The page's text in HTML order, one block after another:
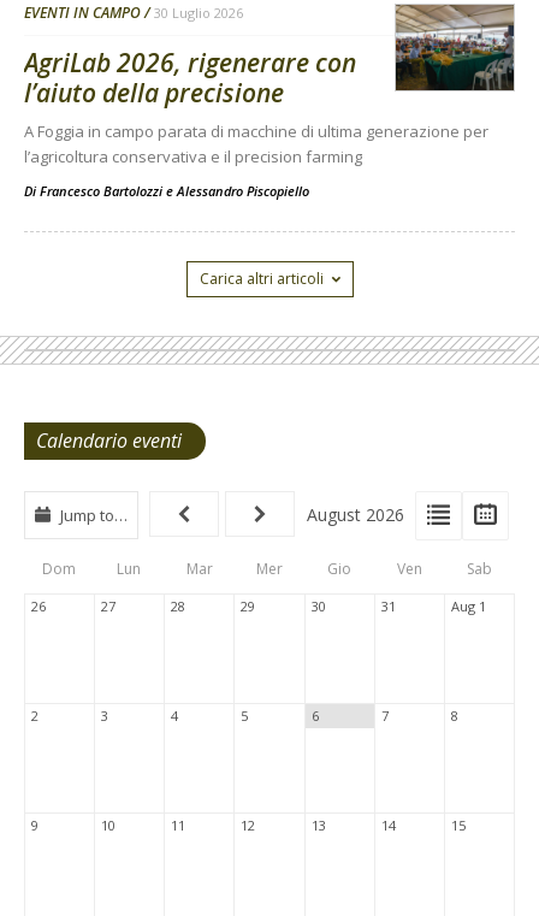
EVENTI IN CAMPO 30 Luglio 2026
AgriLab 2026, rigenerare con
l’aiuto della precisione
A Foggia in campo parata di macchine di ultima generazione per
l’agricoltura conservativa e il precision farming
Di Francesco Bartolozzi e Alessandro Piscopiello
Carica altri articoli
Calendario eventi
View
Type
Tabs
View
List
Jump to… August 2026
Dom Lun Mar Mer Gio Ven Sab
26 27 28 29 30 31 Aug 1
2 3 4 5 6 7 8
9 10 11 12 13 14 15